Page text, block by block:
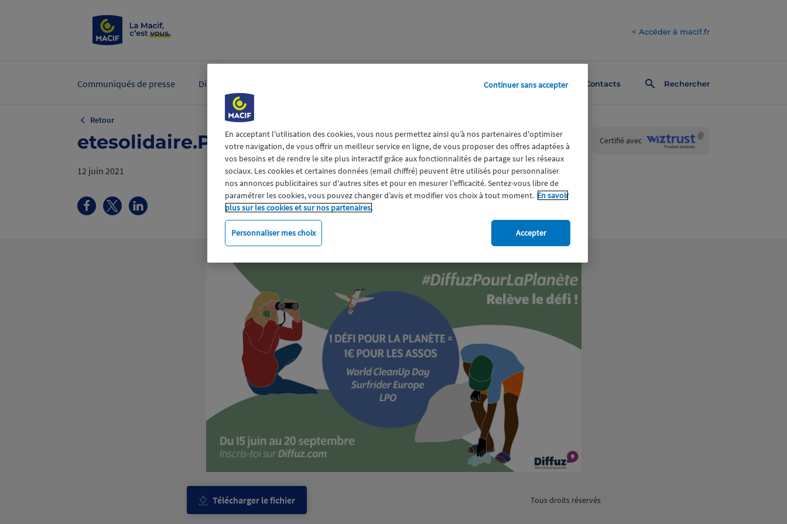
< Accéder à macif.fr
Contacts Rechercher
Communiqués de presse Dirigeants et experts
Retour
etesolidaire.PNG
12 juin 2021
Certifié avecWiztrust
trusted
Télécharger le fichier Tous droits réservés
En acceptant l'utilisation des cookies, vous nous permettez ainsi qu’à nos partenaires d'optimiser
votre navigation, de vous offrir un meilleur service en ligne, de vous proposer des offres adaptées à
vos besoins et de rendre le site plus interactif grâce aux fonctionnalités de partage sur les réseaux
sociaux. Les cookies et certaines données (email chiffré) peuvent être utilisés pour personnaliser
nos annonces publicitaires sur d'autres sites et pour en mesurer l'efficacité. Sentez-vous libre de
paramétrer les cookies, vous pouvez changer d’avis et modifier vos choix à tout moment. En savoir
plus sur les cookies et sur nos partenaires.
Personnaliser mes choix
Continuer sans accepter
Accepter